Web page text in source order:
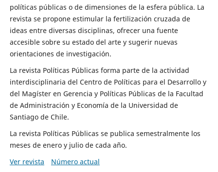
políticas públicas o de dimensiones de la esfera pública. La
revista se propone estimular la fertilización cruzada de
ideas entre diversas disciplinas, ofrecer una fuente
accesible sobre su estado del arte y sugerir nuevas
orientaciones de investigación.
La revista Políticas Públicas forma parte de la actividad
interdisciplinaria del Centro de Políticas para el Desarrollo y
del Magíster en Gerencia y Políticas Públicas de la Facultad
de Administración y Economía de la Universidad de
Santiago de Chile.
La revista Políticas Públicas se publica semestralmente los
meses de enero y julio de cada año.
Ver revista
Número actual